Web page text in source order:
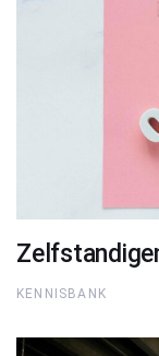
KENNISBANK